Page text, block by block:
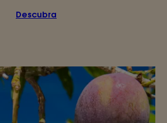
Descubra